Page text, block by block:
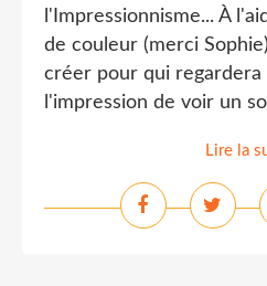
l'Impressionnisme... À
de couleur (merci
créer pour qui regardera
l'impression de voir un
Lire la